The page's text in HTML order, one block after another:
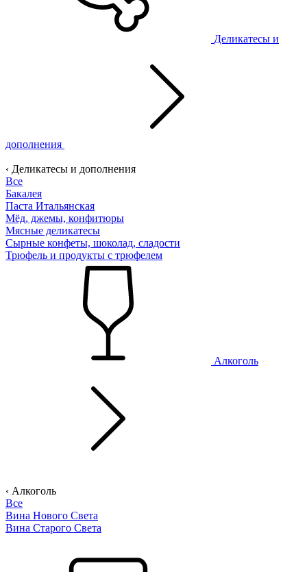
Деликатесы и
дополнения
‹ Деликатесы и дополнения
Все
Бакалея
Паста Итальянская
Мёд, джемы, конфитюры
Мясные деликатесы
Сырные конфеты, шоколад, сладости
Трюфель и продукты с трюфелем
Алкоголь
‹ Алкоголь
Все
Вина Нового Света
Вина Старого Света